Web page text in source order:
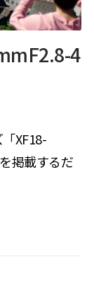
4
XF18-
掲載するだ